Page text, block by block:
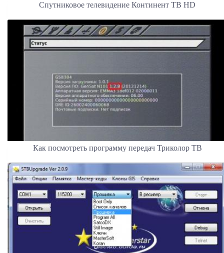
Спутниковое телевидение Континент ТВ HD
Как посмотреть программу передач Триколор ТВ